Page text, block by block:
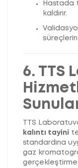
Hastada
kaldırır.
6. TTS
TTS
kalıntı tayini
standardına
gaz